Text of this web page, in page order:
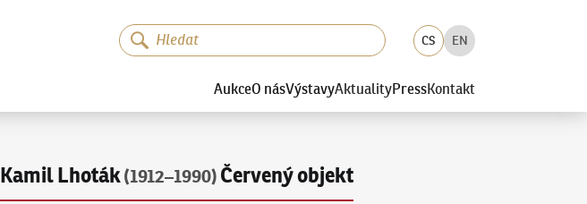
CS EN
AukceO násVýstavyAktualityPressKontakt
Kamil Lhoták(1912–1990) Červený objekt